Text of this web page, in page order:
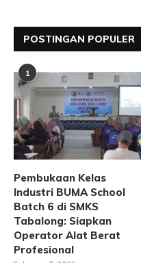
POSTINGAN POPULER
1
Pembukaan Kelas
Industri BUMA School
Batch 6 di SMKS
Tabalong: Siapkan
Operator Alat Berat
Profesional